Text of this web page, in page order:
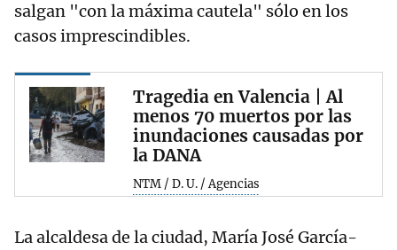
salgan "con la máxima cautela" sólo en los
casos imprescindibles.
Tragedia en Valencia | Al
menos 70 muertos por las
inundaciones causadas por
la DANA
NTM / D. U. / Agencias
La alcaldesa de la ciudad, María José García-